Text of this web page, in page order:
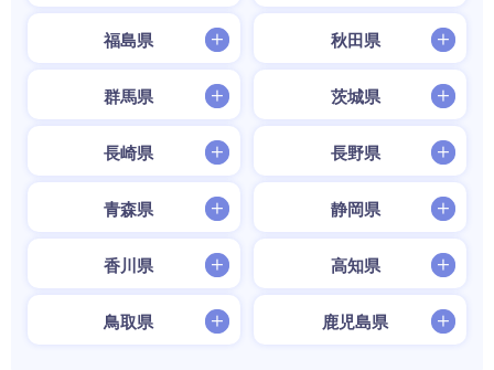
福島県 秋田県
群馬県 茨城県
長崎県 長野県
青森県 静岡県
香川県 高知県
鳥取県 鹿児島県